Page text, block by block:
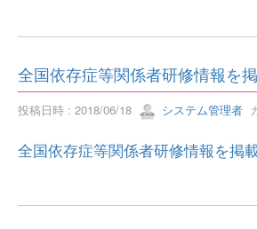
全国依存症等関係者研修情報を
投稿日時 : 2018/06/18 システム管理者
全国依存症等関係者研修情報を掲